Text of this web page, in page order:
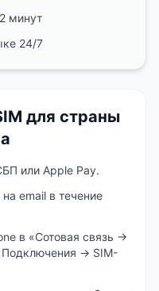
минут
24/7
для страны
или Apple Pay.
email в течение
в «Сотовая связь →
→ SIM-